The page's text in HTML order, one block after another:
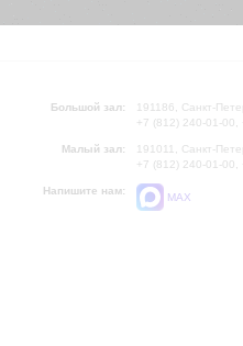
Большой зал:
191186, Санкт-
+7 (812) 240-01-00,
Малый зал:
191011, Санкт-
+7 (812) 240-01-00,
Напишите нам:
MAX